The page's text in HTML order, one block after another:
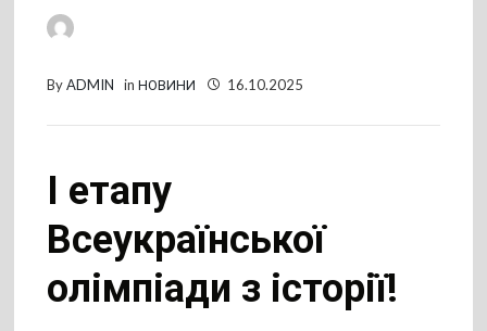
ByADMIN inНОВИНИ 16.10.2025
І етапу
Всеукраїнської
олімпіади з історії!